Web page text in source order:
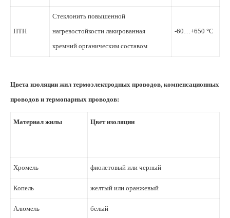
ПТН
Стеклонить повышенной
нагревостойкости лакированная
кремний органическим составом
-60…+650 °С
Цвета изоляции жил термоэлектродных проводов, компенсационных
проводов и термопарных проводов:
Материал жилы Цвет изоляции
Хромель фиолетовый или черный
Копель желтый или оранжевый
Алюмель белый